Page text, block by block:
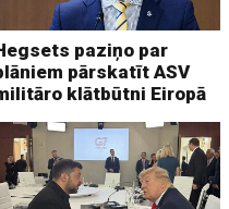
paziņo par
pārskatīt ASV
klātbūtni Eiropā